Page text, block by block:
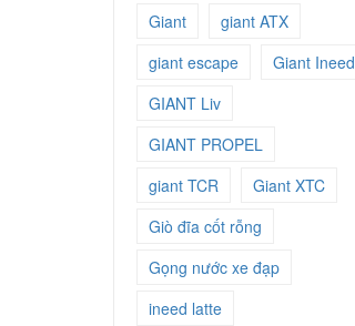
Giant
giant ATX
giant escape
Giant Ineed
GIANT Liv
GIANT PROPEL
giant TCR
Giant XTC
Giò đĩa cốt rỗng
Gọng nước xe đạp
ineed latte